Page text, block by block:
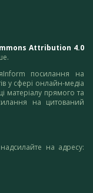
Attribution 4.0
посилання на
у сфері онлайн-медіа
матеріалу прямого та
на цитований
на адресу: